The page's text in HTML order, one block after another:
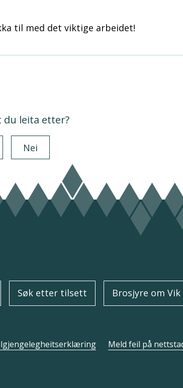
til med det viktige arbeidet!
du leita etter?
Nei
Søk etter tilsett Brosjyre om
Meld feil på